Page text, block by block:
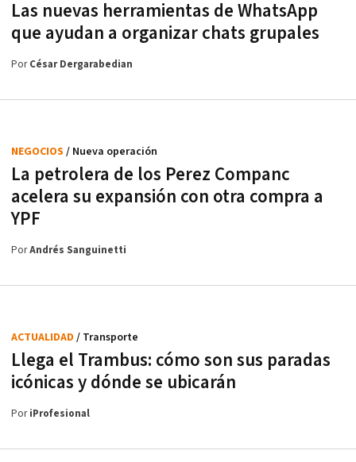
Las nuevas herramientas de WhatsApp
que ayudan a organizar chats grupales
PorCésar Dergarabedian
La petrolera de los Perez Companc
acelera su expansión con otra compra a
YPF
NEGOCIOS / Nueva operación
PorAndrés Sanguinetti
Llega el Trambus: cómo son sus paradas
icónicas y dónde se ubicarán
ACTUALIDAD / Transporte
PoriProfesional